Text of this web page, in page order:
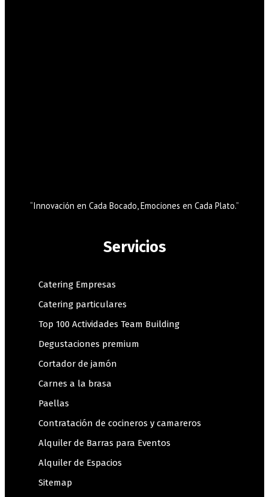
“Innovación en Cada Bocado, Emociones en Cada Plato.”
Servicios
Catering Empresas
Catering particulares
Top 100 Actividades Team Building
Degustaciones premium
Cortador de jamón
Carnes a la brasa
Paellas
Contratación de cocineros y camareros
Alquiler de Barras para Eventos
Alquiler de Espacios
Sitemap